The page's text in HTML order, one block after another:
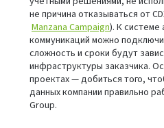
не причина отказываться от
Manzana Campaign). К системе
коммуникаций можно
сложность и сроки будут
инфраструктуры заказчика.
проектах — добиться того,
данных компании правильно
Group.